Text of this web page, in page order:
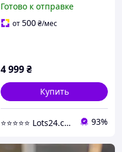
керамическая 6 класс
бронеплиты
Готово к отправке
от500₴/мес
4 999₴
Купить
⭐️⭐️⭐️⭐️⭐️ Lots24.com.ua 93%